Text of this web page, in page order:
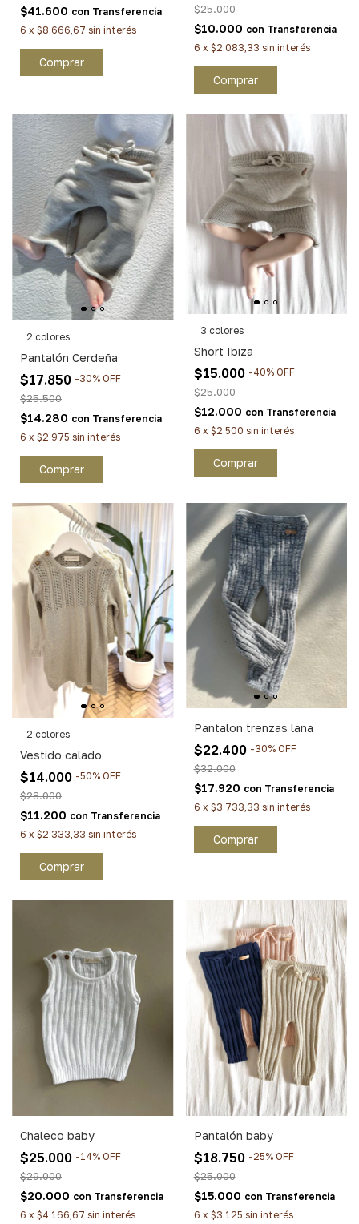
$41.600 con Transferencia
6 x $8.666,67 sin interés
Comprar
$25.000
$10.000 con Transferencia
6 x $2.083,33 sin interés
Comprar
2 colores
Pantalón Cerdeña
$17.850 -30% OFF
$25.500
$14.280 con Transferencia
6 x $2.975 sin interés
Comprar
3 colores
Short Ibiza
$15.000 -40% OFF
$25.000
$12.000 con Transferencia
6 x $2.500 sin interés
Comprar
2 colores
Vestido calado
$14.000 -50% OFF
$28.000
$11.200 con Transferencia
6 x $2.333,33 sin interés
Comprar
Pantalon trenzas lana
$22.400 -30% OFF
$32.000
$17.920 con Transferencia
6 x $3.733,33 sin interés
Comprar
Chaleco baby
$25.000 -14% OFF
$29.000
$20.000 con Transferencia
6 x $4.166,67 sin interés
Pantalón baby
$18.750 -25% OFF
$25.000
$15.000 con Transferencia
6 x $3.125 sin interés